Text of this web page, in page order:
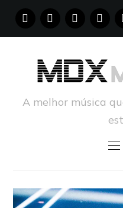
FACEBOOKINSTAGRAM
YOUTUBE
A melhor música